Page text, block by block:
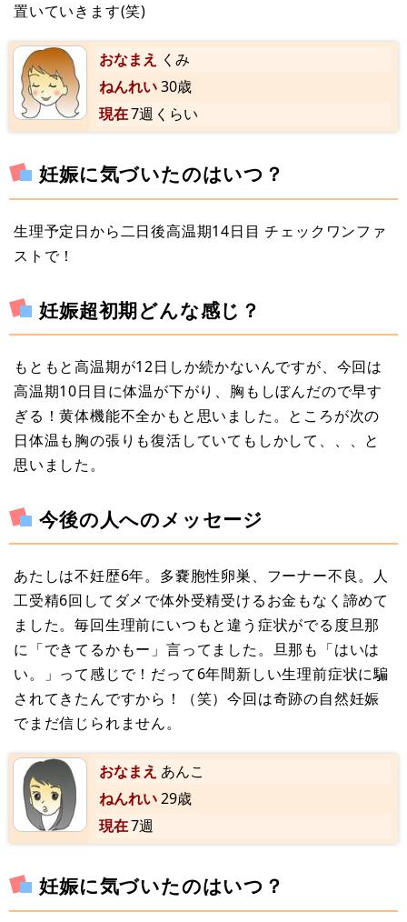
置いていきます(笑)
おなまえ くみ
ねんれい30歳
現在7週くらい
妊娠に気づいたのはいつ？
生理予定日から二日後高温期14日目 チェックワンファ
ストで！
妊娠超初期どんな感じ？
もともと高温期が12日しか続かないんですが、今回は
高温期10日目に体温が下がり、胸もしぼんだので早す
ぎる！黄体機能不全かもと思いました。ところが次の
日体温も胸の張りも復活していてもしかして、、、と
思いました。
今後の人へのメッセージ
あたしは不妊歴6年。多嚢胞性卵巣、フーナー不良。人
工受精6回してダメで体外受精受けるお金もなく諦めて
ました。毎回生理前にいつもと違う症状がでる度旦那
に「できてるかもー」言ってました。旦那も「はいは
い。」って感じで！だって6年間新しい生理前症状に騙
されてきたんですから！（笑）今回は奇跡の自然妊娠
でまだ信じられません。
おなまえ あんこ
ねんれい29歳
現在7週
妊娠に気づいたのはいつ？